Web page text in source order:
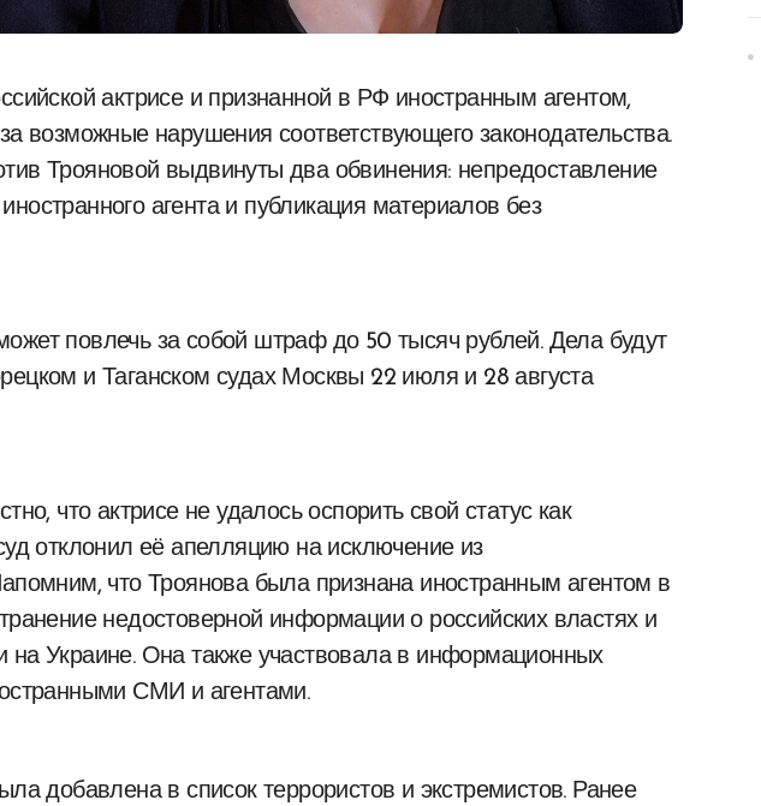
возможные нарушения соответствующего законодательства.
Трояновой выдвинуты два обвинения: непредоставление
агента и публикация материалов без
повлечь за собой штраф до 50 тысяч рублей. Дела будут
и Таганском судах Москвы 22 июля и 28 августа
что актрисе не удалось оспорить свой статус как
отклонил её апелляцию на исключение из
что Троянова была признана иностранным агентом в
недостоверной информации о российских властях и
на Украине. Она также участвовала в информационных
СМИ и агентами.
добавлена в список террористов и экстремистов. Ранее